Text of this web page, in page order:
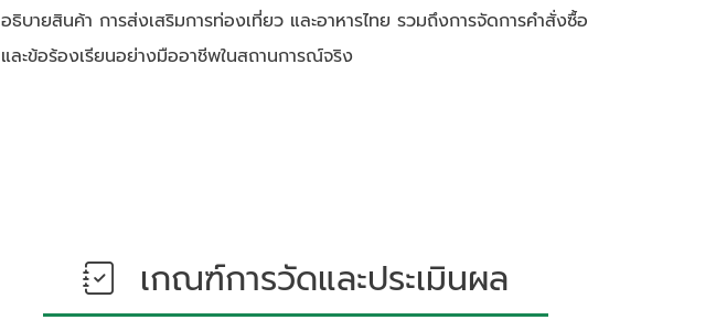
อธิบายสินค้า การส่งเสริมการท่องเที่ยว และอาหารไทย รวมถึงการจัดการคำสั่งซื้อ
และข้อร้องเรียนอย่างมืออาชีพในสถานการณ์จริง
เกณฑ์การวัดและประเมินผล